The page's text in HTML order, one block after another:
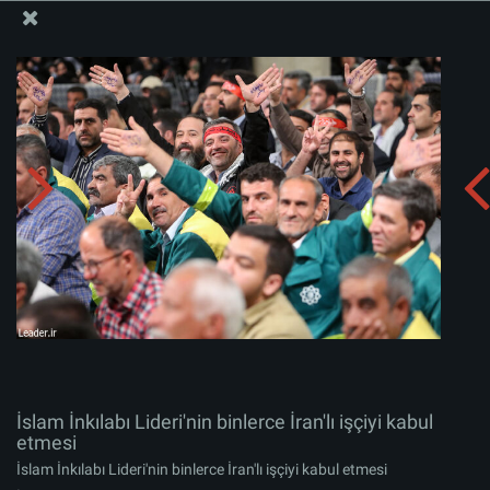
İslam İnkılabı Lideri'nin binlerce İran'lı işçiyi kabul
etmesi
Albümü indirin:
İslam İnkılabı Lideri'nin binlerce İran'lı işçiyi kabul
etmesi
İslam İnkılabı Lideri'nin binlerce İran'lı işçiyi kabul etmesi